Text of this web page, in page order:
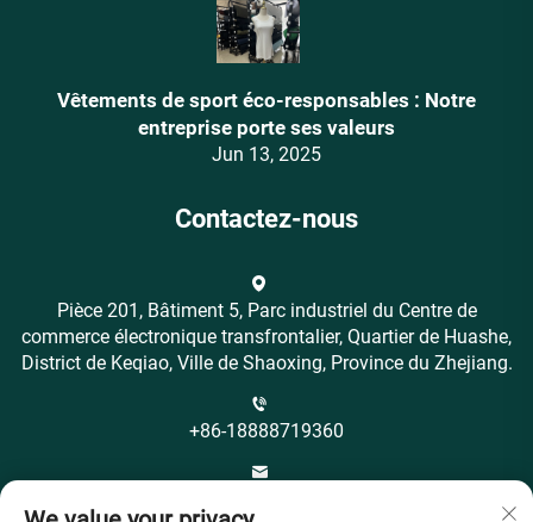
Vêtements de sport éco-responsables : Notre
entreprise porte ses valeurs
Jun 13, 2025
Contactez-nous
Pièce 201, Bâtiment 5, Parc industriel du Centre de
commerce électronique transfrontalier, Quartier de Huashe,
District de Keqiao, Ville de Shaoxing, Province du Zhejiang.
+86-18888719360